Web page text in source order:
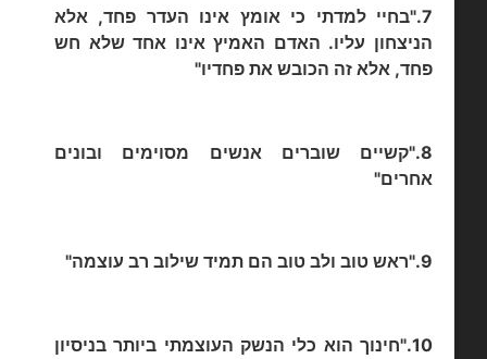
7."בחיי למדתי כי אומץ אינו העדר פחד, אלא
הניצחון עליו. האדם האמיץ אינו אחד שלא חש
פחד, אלא זה הכובש את פחדיו"
8."קשיים שוברים אנשים מסוימים ובונים
אחרים"
10."חינוך הוא כלי הנשק העוצמתי ביותר בניסיון